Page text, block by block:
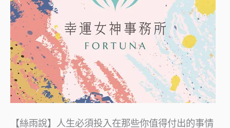
【絲雨說】人生必須投入在那些你值得付出的事情